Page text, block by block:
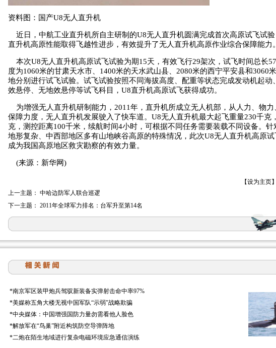
资料图：国产U8无人直升机
近日，中航工业直升机所自主研制的U8无人直升机圆满完成首次高原试飞试验
直升机高原性能取得飞越性进步，有效提升了无人直升机高原作业综合保障能力。
本次U8无人直升机高原试飞试验为期15天，有效飞行29架次，试飞时间总长
度为1060米的甘肃天水市、1400米的天水武山县、2080米的西宁平安县和3060
地分别进行试飞试验。试飞试验按照不同海拔高度、配重等状态完成发动机起动
效悬停、无地效悬停等试飞科目，U8直升机高原试飞获得成功。
为增强无人直升机研制能力，2011年，直升机所成立无人机部，从人力、物力
保障力度，无人直升机发展驶入了快车道。U8无人直升机最大起飞重量230千克
克，测控距离100千米，续航时间4小时，可根据不同任务需要装载不同设备。针
地形复杂、中西部地区多有山地峡谷高原的特殊情况，此次U8无人直升机高原
成为我国高原地区救灾勘察的有效力量。
(来源：新华网)
【设为主页
上一主题： 中哈边防军人联合巡逻
下一主题： 2011年全球军力排名：台军升至第14名
*南京军区装甲炮兵驾驭新装备实弹射击命中率97%
*美媒称五角大楼无视中国军队“示弱”战略欺骗
*中央媒体：中国增强国防力量勿需看他人脸色
*解放军在“鸟巢”附近构筑防空导弹阵地
*二炮在陌生地域进行复杂电磁环境应急通信演练